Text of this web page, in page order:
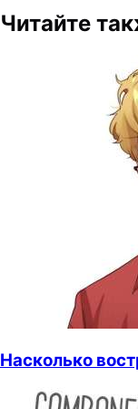
Читайте
Насколько